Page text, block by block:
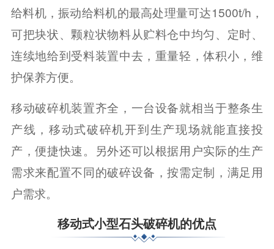
给料机，振动给料机的最高处理量可达1500t/h，
可把块状、颗粒状物料从贮料仓中均匀、定时、
连续地给到受料装置中去，重量轻，体积小，维
护保养方便。
移动破碎机装置齐全，一台设备就相当于整条生
产线，移动式破碎机开到生产现场就能直接投
产，便捷快速。另外还可以根据用户实际的生产
需求来配置不同的破碎设备，按需定制，满足用
户需求。
移动式小型石头破碎机的优点